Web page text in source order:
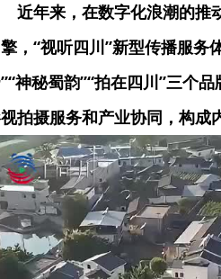
近年来，在数字化浪潮的推
，“视听四川”新型传播服务
神秘蜀韵”“拍在四川”三个
拍摄服务和产业协同，构成